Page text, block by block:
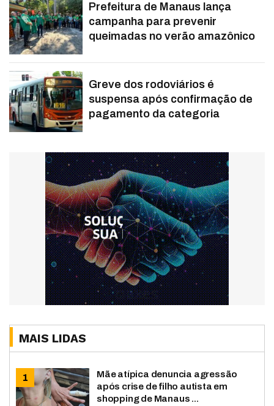
Prefeitura de Manaus lança
campanha para prevenir
queimadas no verão amazônico
Greve dos rodoviários é
suspensa após confirmação de
pagamento da categoria
MAIS LIDAS
Mãe atípica denuncia agressão
após crise de filho autista em
shopping de Manaus ...